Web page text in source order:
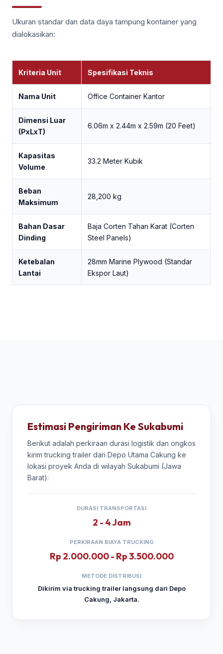
Ukuran standar dan data daya tampung kontainer yang
dialokasikan:
Kriteria Unit Spesifikasi Teknis
Nama Unit Office Container Kantor
Dimensi Luar
(PxLxT)
6.06m x 2.44m x 2.59m (20 Feet)
Kapasitas
Volume
33.2 Meter Kubik
Beban
Maksimum
28,200 kg
Bahan Dasar
Dinding
Baja Corten Tahan Karat (Corten
Steel Panels)
Ketebalan
Lantai
28mm Marine Plywood (Standar
Ekspor Laut)
Estimasi Pengiriman Ke Sukabumi
Berikut adalah perkiraan durasi logistik dan ongkos
kirim trucking trailer dari Depo Utama Cakung ke
lokasi proyek Anda di wilayah Sukabumi (Jawa
Barat):
DURASI TRANSPORTASI
2 - 4 Jam
PERKIRAAN BIAYA TRUCKING
Rp 2.000.000 - Rp 3.500.000
METODE DISTRIBUSI
Dikirim via trucking trailer langsung dari Depo
Cakung, Jakarta.